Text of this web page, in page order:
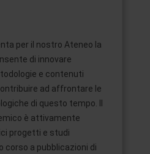
per il nostro Ateneo la
di innovare
e contenuti
ad affrontare le
di questo tempo. Il
è attivamente
progetti e studi
corso a pubblicazioni di